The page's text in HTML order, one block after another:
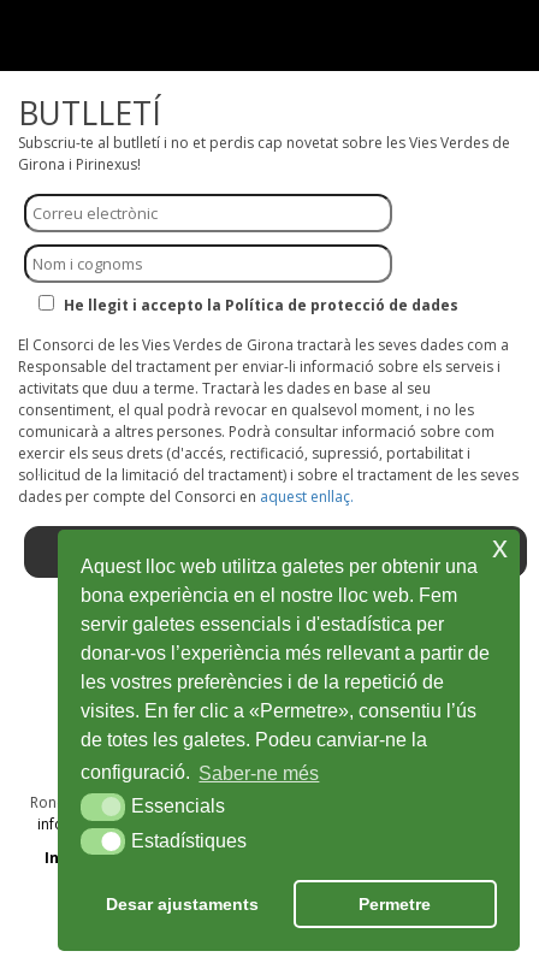
BUTLLETÍ
Subscriu-te al butlletí i no et perdis cap novetat sobre les Vies Verdes de
Girona i Pirinexus!
He llegit i accepto la Política de protecció de dades
El Consorci de les Vies Verdes de Girona tractarà les seves dades com a
Responsable del tractament per enviar-li informació sobre els serveis i
activitats que duu a terme. Tractarà les dades en base al seu
consentiment, el qual podrà revocar en qualsevol moment, i no les
comunicarà a altres persones. Podrà consultar informació sobre com
exercir els seus drets (d'accés, rectificació, supressió, portabilitat i
sol·licitud de la limitació del tractament) i sobre el tractament de les seves
dades per compte del Consorci en aquest enllaç.
Facebook
Ouvrir
dans
une
nouvelle
fenêtre
Twitter
Ouvrir
dans
une
nouvelle
fenêtre
Youtube
Ouvrir
dans
une
nouvelle
Instagram
Ouvrir
dans
une
nouvelle
Wikiloc
Ouvrir
dans
une
nouvelle
Ronda Sant Antoni Maria Claret, 28A, 1r · 17002 Girona · T 972 48 69 50
info@viesverdes.org
Information Légal
Crédits
Aquest lloc web utilitza galetes per obtenir una
bona experiència en el nostre lloc web. Fem
servir galetes essencials i d'estadística per
donar-vos l’experiència més rellevant a partir de
les vostres preferències i de la repetició de
visites. En fer clic a «Permetre», consentiu l’ús
de totes les galetes. Podeu canviar-ne la
configuració. Saber-ne més
EssencialsEssencials
Estadístiques
Estadístiques
Desar ajustaments Permetre
x